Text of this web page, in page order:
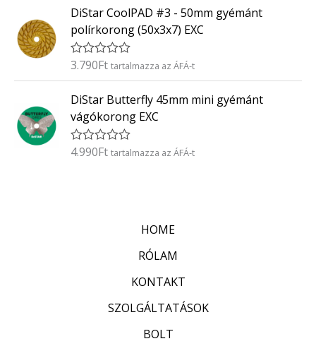
/
5
é
e
l
s
:
/
5
DiStar CoolPAD #3 - 50mm gyémánt
polírkorong (50x3x7) EXC
É
é
e
l
é
s
3.790Ft tartalmazza az ÁFÁ-t
DiStar Butterfly 45mm mini gyémánt
vágókorong EXC
É
4.990Ft tartalmazza az ÁFÁ-t
HOME
RÓLAM
KONTAKT
SZOLGÁLTATÁSOK
BOLT